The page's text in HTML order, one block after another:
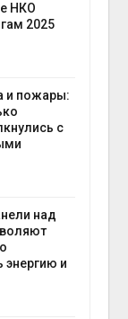
НКО
2025
и пожары:
с
над
энергию и